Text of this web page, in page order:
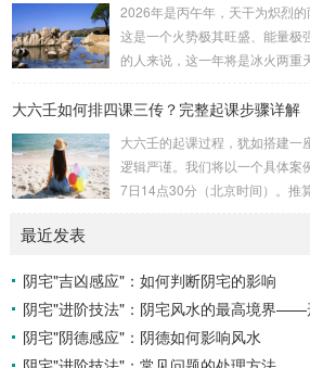
口：位于无名指指尖，属金，白
吉：位于无名指根部，属木，六
亡：位于中指根部，属土，勾陈
2026年是丙午年，天干为炽烈的
这是一个火势极其旺盛、能量极
的人来说，这一年将是冰火两重
理：吉凶在于平衡与需求八字讲
26年丙午，是火力全开的一年。
火”的人，等于得到了天地最强
运势自然一飞冲天。八字命局中
大六壬如何排四课三传？完整起课步骤详解
大六壬的起课过程，犹如搭建一
逻辑严谨。我们将以一个具体案
7日14点30分（北京时间）。推
你需要：一张空白的天地盘（内
干日支。第二步：核心步骤——排
步必须精准。1. 定月将（布“天盘”
最近发表
阴宅"吉凶感应"：如何判断阴宅的影响
阴宅"进阶技法"：阴宅风水的最高境界——
阴宅"阴德感应"：阴德如何影响风水